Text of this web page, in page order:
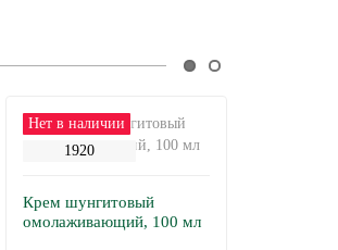
Нет в наличии
1920
Крем шунгитовый
омолаживающий, 100 мл